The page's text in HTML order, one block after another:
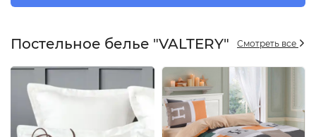
Постельное белье "VALTERY" Смотреть все